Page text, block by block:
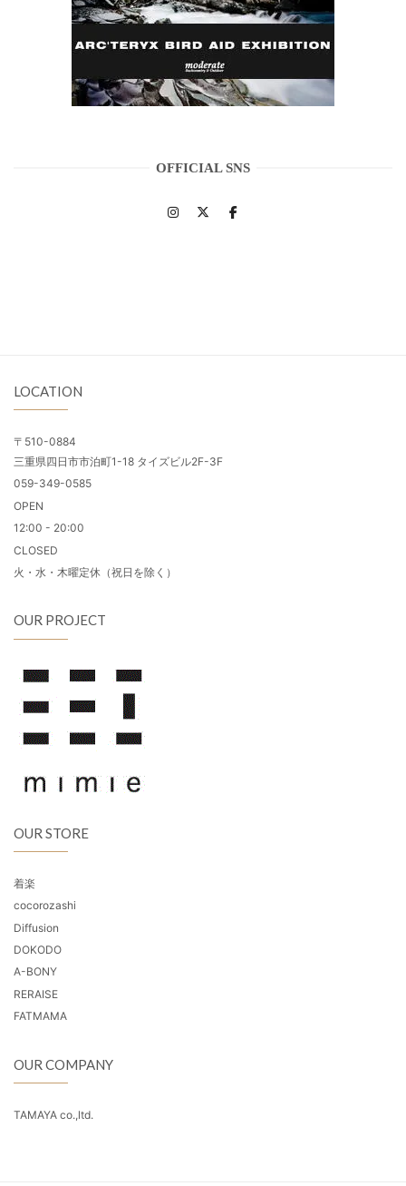
OFFICIAL SNS
LOCATION
〒510-0884
三重県四日市市泊町1-18 タイズビル2F-3F
059-349-0585
OPEN
12:00 - 20:00
CLOSED
火・水・木曜定休（祝日を除く）
OUR PROJECT
OUR STORE
着楽
cocorozashi
Diffusion
DOKODO
A-BONY
RERAISE
FATMAMA
OUR COMPANY
TAMAYA co.,ltd.